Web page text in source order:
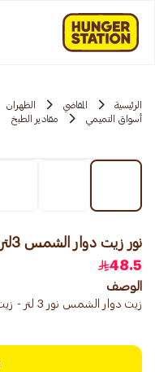
الرئيسية المقاضي الظهران
أسواق التميمي
مقادير الطبخ
نور زيت دوار الشمس 3لتر
48.5
الوصف
زيت دوار الشمس نور 3 لتر - زيت نباتي للطهي.